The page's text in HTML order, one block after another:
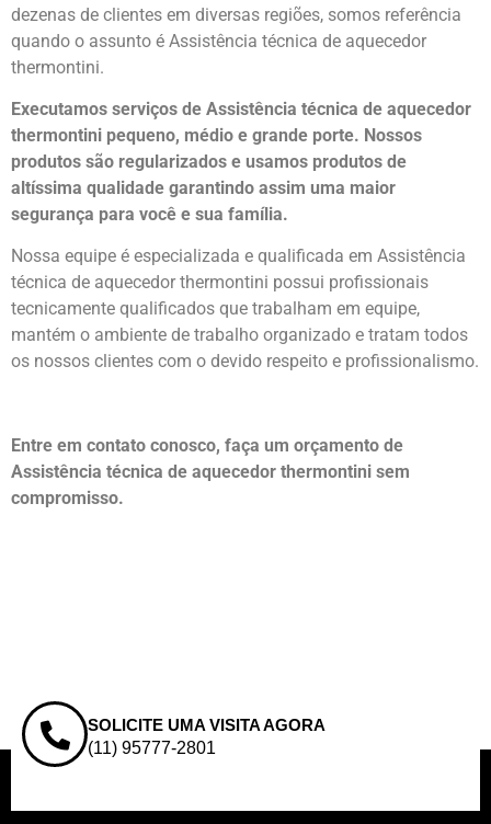
dezenas de clientes em diversas regiões, somos referência
quando o assunto é Assistência técnica de aquecedor
thermontini.
Executamos serviços de Assistência técnica de aquecedor
thermontini pequeno, médio e grande porte. Nossos
produtos são regularizados e usamos produtos de
altíssima qualidade garantindo assim uma maior
segurança para você e sua família.
Nossa equipe é especializada e qualificada em Assistência
técnica de aquecedor thermontini possui profissionais
tecnicamente qualificados que trabalham em equipe,
mantém o ambiente de trabalho organizado e tratam todos
os nossos clientes com o devido respeito e profissionalismo.
Entre em contato conosco, faça um orçamento de
Assistência técnica de aquecedor thermontini sem
compromisso.
SOLICITE UMA VISITA AGORA
(11) 95777-2801